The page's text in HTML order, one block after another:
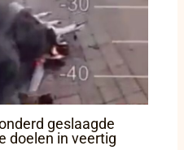
geslaagde
doelen in veertig